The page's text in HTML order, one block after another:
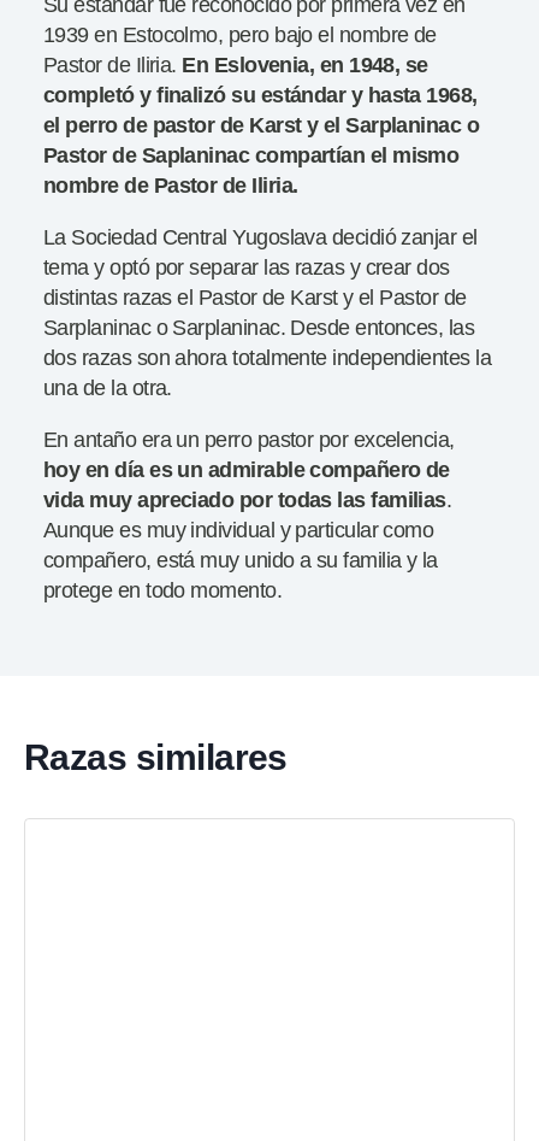
Su estándar fue reconocido por primera vez en
1939 en Estocolmo, pero bajo el nombre de
Pastor de Iliria. En Eslovenia, en 1948, se
completó y finalizó su estándar y hasta 1968,
el perro de pastor de Karst y el Sarplaninac o
Pastor de Saplaninac compartían el mismo
nombre de Pastor de Iliria.
La Sociedad Central Yugoslava decidió zanjar el
tema y optó por separar las razas y crear dos
distintas razas el Pastor de Karst y el Pastor de
Sarplaninac o Sarplaninac. Desde entonces, las
dos razas son ahora totalmente independientes la
una de la otra.
En antaño era un perro pastor por excelencia,
hoy en día es un admirable compañero de
vida muy apreciado por todas las familias.
Aunque es muy individual y particular como
compañero, está muy unido a su familia y la
protege en todo momento.
Razas similares